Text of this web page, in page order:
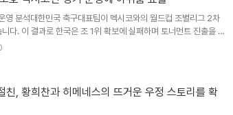
표팀은 내일 하루 휴식을 취한 뒤 모레, 3차전 결전지인 멕시코 몬
니다.결과는 아쉬웠지만 자신감을 잃지 않고 32강 진출을 위해 다
영 분석대한민국 축구대표팀이 멕시코와의 월드컵 조별리그 2차
다. 이 결과로 한국은 조 1위 확보에 실패하며 토너먼트 진출을 장
. 전직 국가대표 선수들은 경기력과 운영 방식에 대해 아쉬움을 표
의 기량을 보여주지 못하고 있다고 언급했습니다. 손흥민 교체와 경
반전 초반 손흥민 선수의 교체에 대해서도 의문이 제기되었으며,
친, 황희찬과 히메네스의 뜨거운 우정 스토리를 확